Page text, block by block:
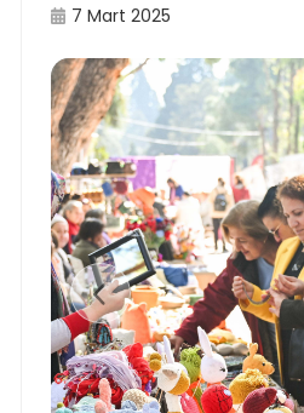
7 Mart 2025